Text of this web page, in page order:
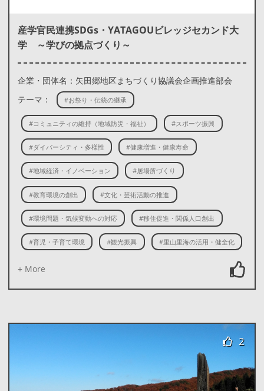
産学官民連携SDGs・YATAGOUビレッジセカンド大
学 ～学びの拠点づくり～
企業・団体名：矢田郷地区まちづくり協議会企画推進部会
テーマ：
#お祭り・伝統の継承
#コミュニティの維持（地域防災・福祉） #スポーツ振興
#ダイバーシティ・多様性 #健康増進・健康寿命
#地域経済・イノベーション #居場所づくり
#教育環境の創出 #文化・芸術活動の推進
#環境問題・気候変動への対応 #移住促進・関係人口創出
#育児・子育て環境 #観光振興 #里山里海の活用・健全化
+ More
2